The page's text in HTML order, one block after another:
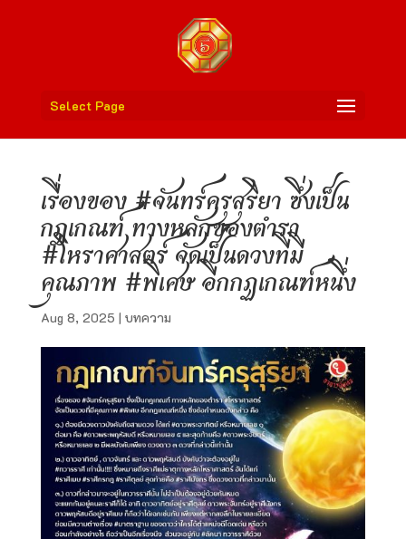
Select Page
เรื่องของ #จันทร์ครุสุริยา ซึ่งเป็น
กฎเกณฑ์ ทางหลักของตำรา
#โหราศาสตร์ จัดเป็นดวงที่มี
คุณภาพ #พิเศษ อีกกฏเกณฑ์หนึ่ง
Aug 8, 2025 | บทความ